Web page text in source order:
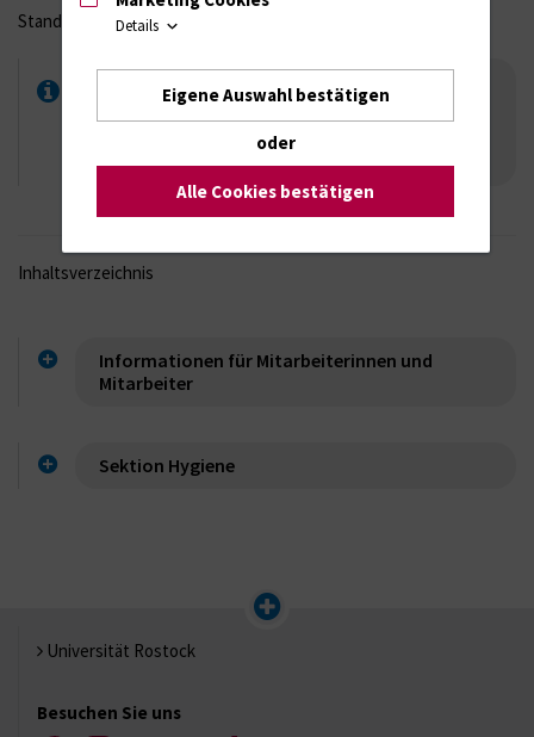
Stand: September 2025
An- und Ablegen der Persönlichen
Schutzausrüstung (PSA)
PSA_AnAblegen.pdf
Inhaltsverzeichnis
Informationen für Mitarbeiterinnen und
Mitarbeiter
Sektion Hygiene
Universität Rostock
Besuchen Sie uns
Details
Eigene Auswahl bestätigen
oder
Alle Cookies bestätigen